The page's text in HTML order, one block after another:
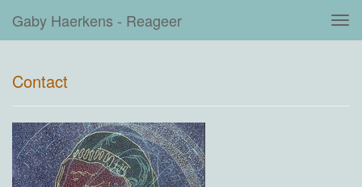
Gaby Haerkens - Reageer
Contact